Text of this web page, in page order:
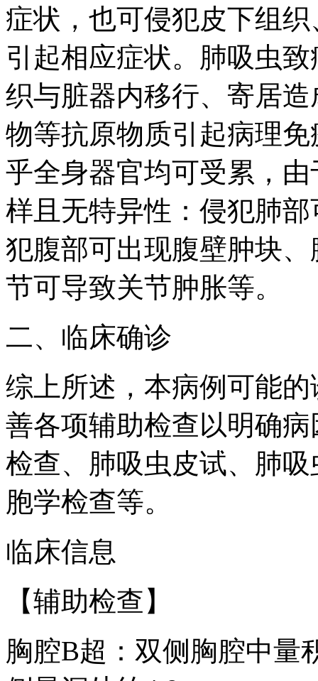
症状，也可侵犯皮下组
引起相应症状。肺吸虫
织与脏器内移行、寄居
物等抗原物质引起病理
乎全身器官均可受累，
样且无特异性：侵犯肺
犯腹部可出现腹壁肿块
节可导致关节肿胀等。
二、临床确诊
综上所述，本病例可能
善各项辅助检查以明确
检查、肺吸虫皮试、肺
胞学检查等。
临床信息
【辅助检查】
胸腔B超：双侧胸腔中量